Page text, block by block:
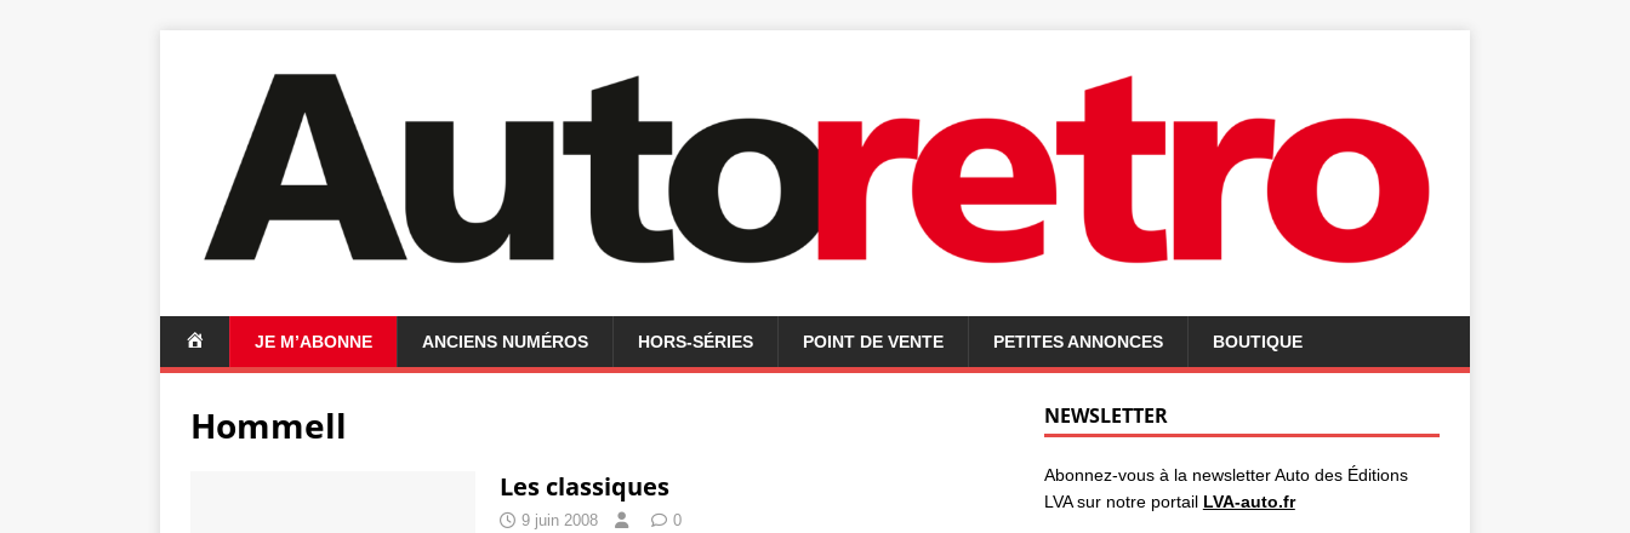
C
U
JE M’ABONNE ANCIENS NUMÉROS HORS-SÉRIES POINT DE VENTE PETITES ANNONCES BOUTIQUE
Hommell
Les classiques
9 juin 2008 0
NEWSLETTER
Abonnez-vous à la newsletter Auto des Éditions
LVA sur notre portail LVA-auto.fr